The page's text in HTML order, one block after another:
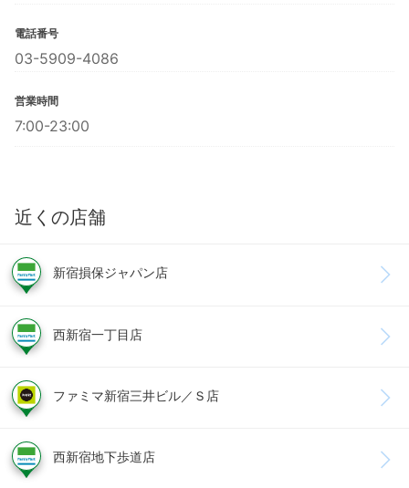
電話番号
03-5909-4086
営業時間
7:00-23:00
近くの店舗
新宿損保ジャパン店
西新宿一丁目店
ファミマ新宿三井ビル／Ｓ店
西新宿地下歩道店